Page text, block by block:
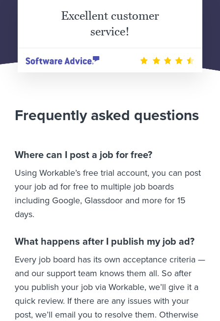
Excellent customer
service!
Frequently asked questions
Where can I post a job for free?
Using Workable’s free trial account, you can post
your job ad for free to multiple job boards
including Google, Glassdoor and more for 15
days.
What happens after I publish my job ad?
Every job board has its own acceptance criteria —
and our support team knows them all. So after
you publish your job via Workable, we’ll give it a
quick review. If there are any issues with your
post, we’ll email you to resolve them. Otherwise